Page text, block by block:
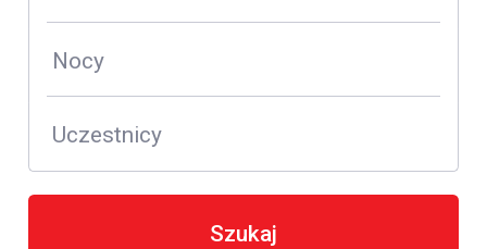
Nocy
Uczestnicy
Szukaj